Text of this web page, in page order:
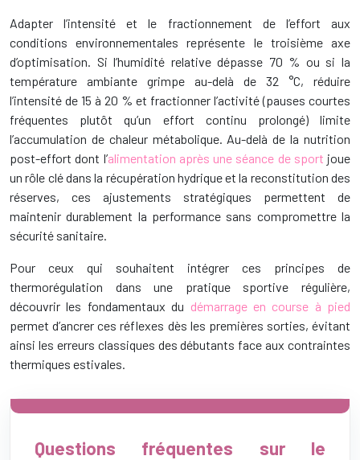
Adapter l’intensité et le fractionnement de l’effort aux
conditions environnementales représente le troisième axe
d’optimisation. Si l’humidité relative dépasse 70 % ou si la
température ambiante grimpe au-delà de 32 °C, réduire
l’intensité de 15 à 20 % et fractionner l’activité (pauses courtes
fréquentes plutôt qu’un effort continu prolongé) limite
l’accumulation de chaleur métabolique. Au-delà de la nutrition
post-effort dont l’alimentation après une séance de sport joue
un rôle clé dans la récupération hydrique et la reconstitution des
réserves, ces ajustements stratégiques permettent de
maintenir durablement la performance sans compromettre la
sécurité sanitaire.
Pour ceux qui souhaitent intégrer ces principes de
thermorégulation dans une pratique sportive régulière,
découvrir les fondamentaux du démarrage en course à pied
permet d’ancrer ces réflexes dès les premières sorties, évitant
ainsi les erreurs classiques des débutants face aux contraintes
thermiques estivales.
Questions fréquentes sur le